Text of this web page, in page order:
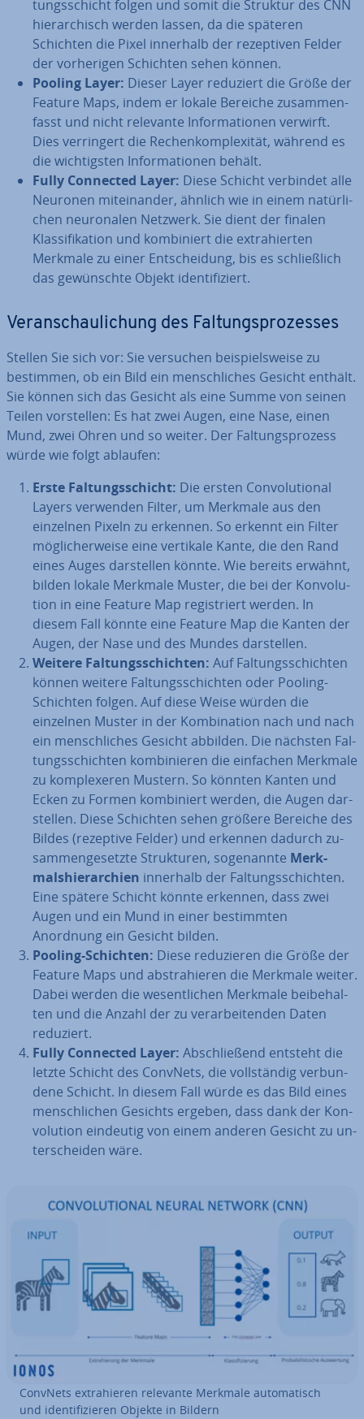
tungs­schicht folgen und somit die Struktur des CNN
hier­ar­chisch werden lassen, da die späteren
Schichten die Pixel innerhalb der re­zep­ti­ven Felder
der vor­he­ri­gen Schichten sehen können.
Pooling Layer: Dieser Layer reduziert die Größe der
Feature Maps, indem er lokale Bereiche zu­sam­men­
fasst und nicht relevante In­for­ma­tio­nen verwirft.
Dies ver­rin­gert die Re­chen­kom­ple­xi­tät, während es
die wich­tigs­ten In­for­ma­tio­nen behält.
Fully Connected Layer: Diese Schicht verbindet alle
Neuronen mit­ein­an­der, ähnlich wie in einem na­tür­li­
chen neu­ro­na­len Netzwerk. Sie dient der finalen
Klas­si­fi­ka­ti­on und kom­bi­niert die ex­tra­hier­ten
Merkmale zu einer Ent­schei­dung, bis es schließ­lich
das ge­wünsch­te Objekt iden­ti­fi­ziert.
Ver­an­schau­li­chung des Fal­tungs­pro­zes­ses
Stellen Sie sich vor: Sie versuchen bei­spiels­wei­se zu
bestimmen, ob ein Bild ein mensch­li­ches Gesicht enthält.
Sie können sich das Gesicht als eine Summe von seinen
Teilen vor­stel­len: Es hat zwei Augen, eine Nase, einen
Mund, zwei Ohren und so weiter. Der Fal­tungs­pro­zess
würde wie folgt ablaufen:
Erste Fal­tungs­schicht: Die ersten Con­vo­lu­tio­nal
Layers verwenden Filter, um Merkmale aus den
einzelnen Pixeln zu erkennen. So erkennt ein Filter
mög­li­cher­wei­se eine vertikale Kante, die den Rand
eines Auges dar­stel­len könnte. Wie bereits erwähnt,
bilden lokale Merkmale Muster, die bei der Kon­vo­lu­
ti­on in eine Feature Map re­gis­triert werden. In
diesem Fall könnte eine Feature Map die Kanten der
Augen, der Nase und des Mundes dar­stel­len.
Weitere Fal­tungs­schich­ten: Auf Fal­tungs­schich­ten
können weitere Fal­tungs­schich­ten oder Pooling-
Schichten folgen. Auf diese Weise würden die
einzelnen Muster in der Kom­bi­na­ti­on nach und nach
ein mensch­li­ches Gesicht abbilden. Die nächsten Fal­
tungs­schich­ten kom­bi­nie­ren die einfachen Merkmale
zu kom­ple­xe­ren Mustern. So könnten Kanten und
Ecken zu Formen kom­bi­niert werden, die Augen dar­
stel­len. Diese Schichten sehen größere Bereiche des
Bildes (rezeptive Felder) und erkennen dadurch zu­
sam­men­ge­setz­te Struk­tu­ren, so­ge­nann­te Merk­
mals­hier­ar­chien innerhalb der Fal­tungs­schich­ten.
Eine spätere Schicht könnte erkennen, dass zwei
Augen und ein Mund in einer be­stimm­ten
Anordnung ein Gesicht bilden.
Pooling-Schichten: Diese re­du­zie­ren die Größe der
Feature Maps und abs­tra­hie­ren die Merkmale weiter.
Dabei werden die we­sent­li­chen Merkmale bei­be­hal­
ten und die Anzahl der zu ver­ar­bei­ten­den Daten
reduziert.
Fully Connected Layer: Ab­schlie­ßend entsteht die
letzte Schicht des ConvNets, die voll­stän­dig ver­bun­
de­ne Schicht. In diesem Fall würde es das Bild eines
mensch­li­chen Gesichts ergeben, dass dank der Kon­
vo­lu­ti­on eindeutig von einem anderen Gesicht zu un­
ter­schei­den wäre.
ConvNets ex­tra­hie­ren relevante Merkmale au­to­ma­tisch
und iden­ti­fi­zie­ren Objekte in Bildern